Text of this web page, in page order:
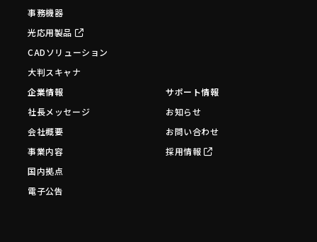
事務機器
光応用製品
CADソリューション
大判スキャナ
企業情報
社長メッセージ
会社概要
事業内容
国内拠点
電子公告
サポート情報
お知らせ
お問い合わせ
採用情報